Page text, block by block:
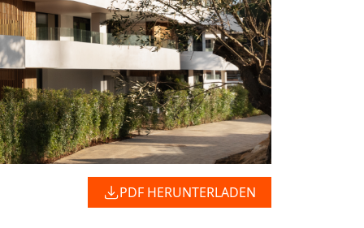
PDF HERUNTERLADEN